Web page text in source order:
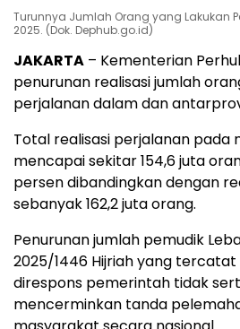
Turunnya Jumlah Orang yang Lakukan
2025. (Dok. Dephub.go.id)
JAKARTA – Kementerian
penurunan realisasi jumlah
perjalanan dalam dan
Total realisasi perjalanan pada
mencapai sekitar 154,6 juta
persen dibandingkan dengan
sebanyak 162,2 juta orang.
Penurunan jumlah pemudik
2025/1446 Hijriah yang
direspons pemerintah tidak
mencerminkan tanda